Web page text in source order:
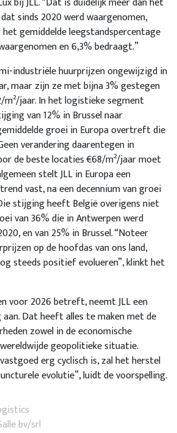
sinds 2020 werd waargenomen,
gemiddelde leegstandspercentage
en 6,3% bedraagt.”
industriële huurprijzen ongewijzigd in
maar zijn ze met bijna 3% gestegen
jaar. In het logistieke segment
van 12% in Brussel naar
groei in Europa overtreft die
verandering daarentegen in
de beste locaties €68/m²/jaar moet
stelt JLL in Europa een
vast, na een decennium van groei
stijging heeft België overigens niet
van 36% die in Antwerpen werd
en van 25% in Brussel. “Noteer
op de hoofdas van ons land,
steeds positief evolueren”, klinkt het
voor 2026 betreft, neemt JLL een
Dat heeft alles te maken met de
zowel in de economische
geopolitieke situatie.
erg cyclisch is, zal het herstel
evolutie”, luidt de voorspelling.
bv/srl